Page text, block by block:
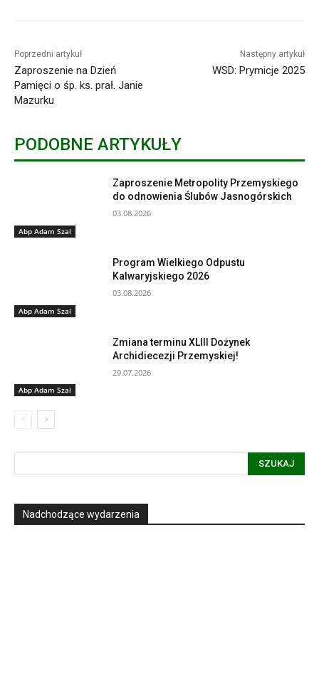
Poprzedni artykuł
Zaproszenie na Dzień
Pamięci o śp. ks. prał. Janie
Mazurku
Następny artykuł
WSD: Prymicje 2025
PODOBNE ARTYKUŁY
Abp Adam Szal
Zaproszenie Metropolity Przemyskiego
do odnowienia Ślubów Jasnogórskich
03.08.2026
Abp Adam Szal
Program Wielkiego Odpustu
Kalwaryjskiego 2026
03.08.2026
Abp Adam Szal
Zmiana terminu XLIII Dożynek
Archidiecezji Przemyskiej!
29.07.2026
SZUKAJ
Nadchodzące wydarzenia